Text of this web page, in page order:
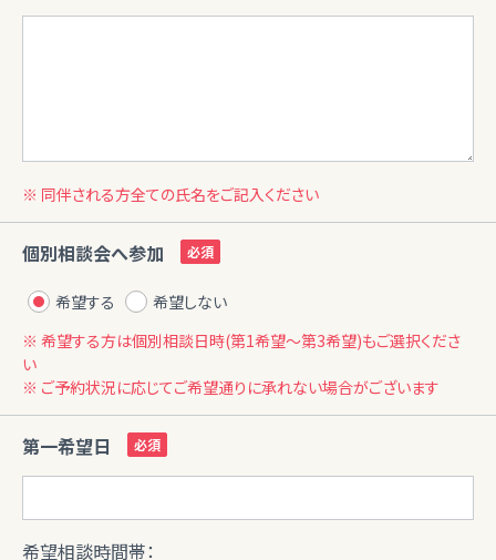
※ 同伴される方全ての氏名をご記入ください
個別相談会へ参加
希望する
希望しない
※ 希望する方は個別相談日時(第1希望〜第3希望)もご選択くださ
い
※ ご予約状況に応じてご希望通りに承れない場合がございます
第一希望日
希望相談時間帯：